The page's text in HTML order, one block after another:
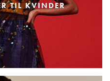
TIL KVINDER